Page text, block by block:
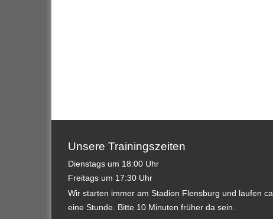
Unsere Trainingszeiten
Dienstags um 18:00 Uhr
Freitags um 17:30 Uhr
Wir starten immer am Stadion Flensburg und laufen ca.
eine Stunde. Bitte 10 Minuten früher da sein.